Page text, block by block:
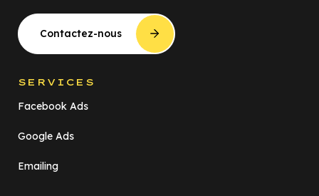
Contactez-nous
SERVICES
Facebook Ads
Google Ads
Emailing